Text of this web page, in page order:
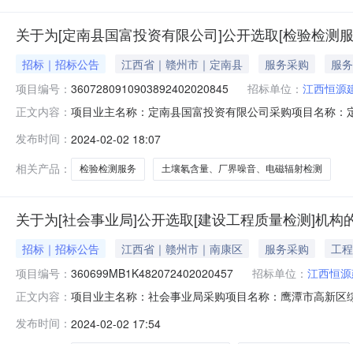
关于为[定南县国富投资有限公司]公开选取[检验检测
招标｜招标公告 江西省｜赣州市｜定南县 服务采购
服务
项目编号： 3607280910903892402020845 招标单位： 江西恒源
正文内容： 项目业主名称：定南县国富投资有限公司采购项目名称
北校区工程建设项目土壤氡含量、厂界噪音、电磁辐射
式：邀请直选
发布时间： 2024-02-02 18:07
相关产品：
检验检测服务 土壤氡含量、厂界噪音、电磁辐射检测
关于为[社会事业局]公开选取[建设工程质量检测]机构
招标｜招标公告 江西省｜赣州市｜南康区 服务采购
工程
项目编号： 360699MB1K482072402020457 招标单位： 江西恒
正文内容： 项目业主名称：社会事业局采购项目名称：鹰潭市高新
热系数检测、室内环境质量检测洽谈时间：3（个工作日
发布时间： 2024-02-02 17:54